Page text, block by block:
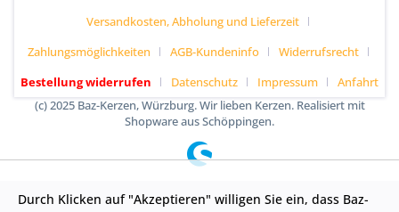
Versandkosten, Abholung und Lieferzeit
Zahlungsmöglichkeiten
AGB-Kundeninfo
Widerrufsrecht
Bestellung widerrufen
Datenschutz Impressum
Anfahrt
(c) 2025 Baz-Kerzen, Würzburg. Wir lieben Kerzen. Realisiert mit
Shopware aus Schöppingen.
Durch Klicken auf "Akzeptieren" willigen Sie ein, dass Baz-